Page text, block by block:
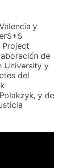
y
Project
de
University y
del
y de